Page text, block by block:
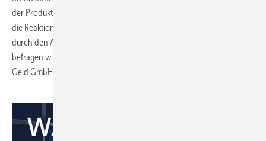
der Produktion von grünem Wasserstoff. Entsprechend verhalten ist
die Reaktion an den Börsen. Nach der Betrachtung der H
durch den Analysten Max Deml in der letzten HZwei-Ausgabe
befragen wir heute Carmen und Gerd Junker, Gründer der Grünes
Geld GmbH, zu ihrer Sichtweise auf den H